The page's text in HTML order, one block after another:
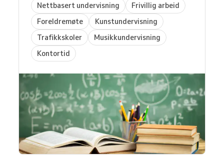
Nettbasert undervisning
Frivillig arbeid
Foreldremøte
Kunstundervisning
Trafikkskoler
Musikkundervisning
Kontortid